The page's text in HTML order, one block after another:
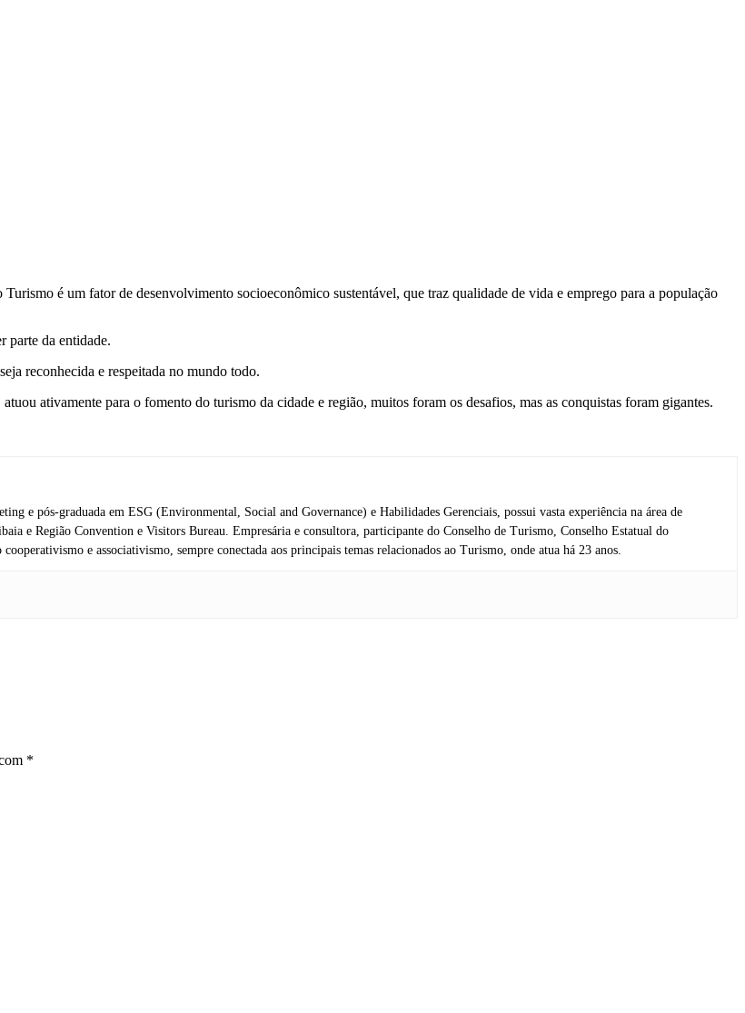
é um fator de desenvolvimento socioeconômico sustentável, que traz qualidade de vida e emprego para a população
parte da entidade.
reconhecida e respeitada no mundo todo.
ativamente para o fomento do turismo da cidade e região, muitos foram os desafios, mas as conquistas foram gigantes.
e pós-graduada em ESG (Environmental, Social and Governance) e Habilidades Gerenciais, possui vasta experiência na área de
e Região Convention e Visitors Bureau. Empresária e consultora, participante do Conselho de Turismo, Conselho Estatual do
e associativismo, sempre conectada aos principais temas relacionados ao Turismo, onde atua há 23 anos.
*